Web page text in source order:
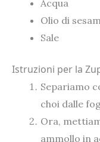
Acqua
Olio di
Sale
Istruzioni per la
Separiamo
choi dalle
Ora,
ammollo in